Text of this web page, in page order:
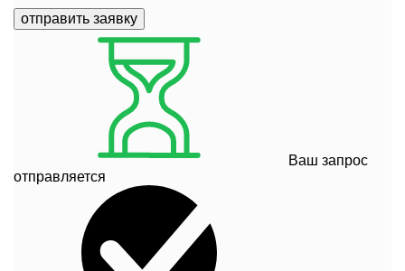
отправить заявку
Ваш запрос
отправляется